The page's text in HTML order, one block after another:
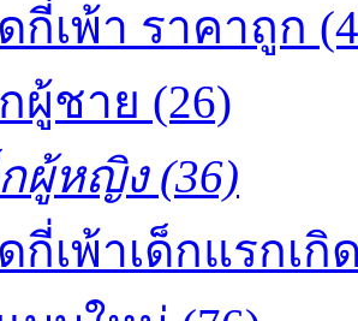
เพ้า ราคาถูก
ผู้ชาย (26)
ผู้หญิง (36)
เพ้าเด็กแรกเกิ